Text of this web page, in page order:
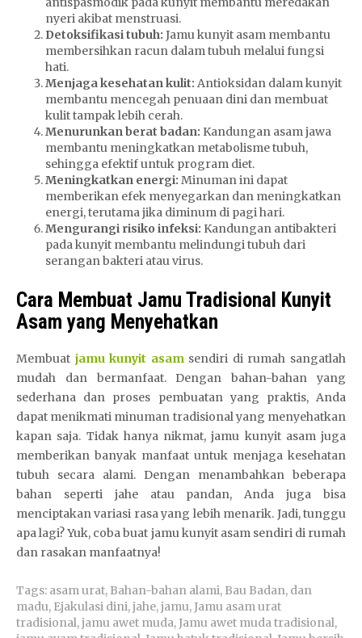
nyeri akibat menstruasi.
Detoksifikasi tubuh: Jamu kunyit asam membantu
membersihkan racun dalam tubuh melalui fungsi
hati.
Menjaga kesehatan kulit: Antioksidan dalam kunyit
membantu mencegah penuaan dini dan membuat
kulit tampak lebih cerah.
Menurunkan berat badan: Kandungan asam jawa
membantu meningkatkan metabolisme tubuh,
sehingga efektif untuk program diet.
Meningkatkan energi: Minuman ini dapat
memberikan efek menyegarkan dan meningkatkan
energi, terutama jika diminum di pagi hari.
Mengurangi risiko infeksi: Kandungan antibakteri
pada kunyit membantu melindungi tubuh dari
serangan bakteri atau virus.
Cara Membuat Jamu Tradisional Kunyit
Asam yang Menyehatkan
Membuat jamu kunyit asam sendiri di rumah sangatlah
mudah dan bermanfaat. Dengan bahan-bahan yang
sederhana dan proses pembuatan yang praktis, Anda
dapat menikmati minuman tradisional yang menyehatkan
kapan saja. Tidak hanya nikmat, jamu kunyit asam juga
memberikan banyak manfaat untuk menjaga kesehatan
tubuh secara alami. Dengan menambahkan beberapa
bahan seperti jahe atau pandan, Anda juga bisa
menciptakan variasi rasa yang lebih menarik. Jadi, tunggu
apa lagi? Yuk, coba buat jamu kunyit asam sendiri di rumah
dan rasakan manfaatnya!
Tags: asam urat, Bahan-bahan alami, Bau Badan, dan
madu, Ejakulasi dini,jahe,jamu,Jamu asam urat
tradisional,jamu awet muda,Jamu awet muda tradisional,